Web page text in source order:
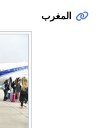
المغرب